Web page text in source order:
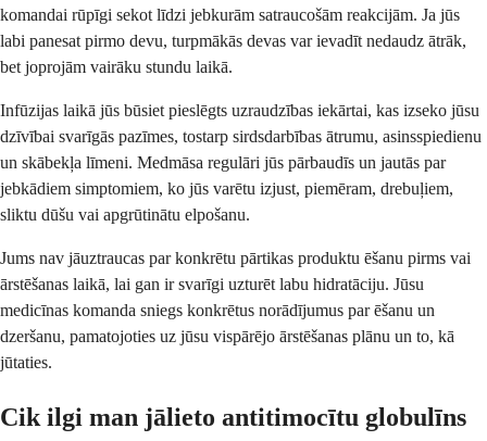
komandai rūpīgi sekot līdzi jebkurām satraucošām reakcijām. Ja jūs
labi panesat pirmo devu, turpmākās devas var ievadīt nedaudz ātrāk,
bet joprojām vairāku stundu laikā.
Infūzijas laikā jūs būsiet pieslēgts uzraudzības iekārtai, kas izseko jūsu
dzīvībai svarīgās pazīmes, tostarp sirdsdarbības ātrumu, asinsspiedienu
un skābekļa līmeni. Medmāsa regulāri jūs pārbaudīs un jautās par
jebkādiem simptomiem, ko jūs varētu izjust, piemēram, drebuļiem,
sliktu dūšu vai apgrūtinātu elpošanu.
Jums nav jāuztraucas par konkrētu pārtikas produktu ēšanu pirms vai
ārstēšanas laikā, lai gan ir svarīgi uzturēt labu hidratāciju. Jūsu
medicīnas komanda sniegs konkrētus norādījumus par ēšanu un
dzeršanu, pamatojoties uz jūsu vispārējo ārstēšanas plānu un to, kā
jūtaties.
Cik ilgi man jālieto antitimocītu globulīns